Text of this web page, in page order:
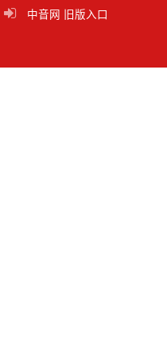
中音网 旧版入口